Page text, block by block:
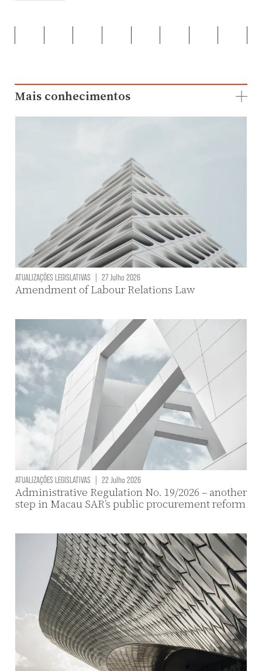
Mais conhecimentos
ATUALIZAÇÕES LEGISLATIVAS | 27 Julho 2026
Amendment of Labour Relations Law
ATUALIZAÇÕES LEGISLATIVAS | 22 Julho 2026
Administrative Regulation No. 19/2026 – another
step in Macau SAR’s public procurement reform